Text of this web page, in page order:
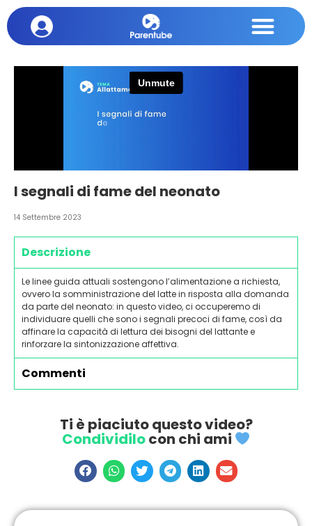
I segnali di fame del neonato
14 Settembre 2023
Descrizione
Le linee guida attuali sostengono l’alimentazione a richiesta,
ovvero la somministrazione del latte in risposta alla domanda
da parte del neonato: in questo video, ci occuperemo di
individuare quelli che sono i segnali precoci di fame, così da
affinare la capacità di lettura dei bisogni del lattante e
rinforzare la sintonizzazione affettiva.
Commenti
Ti è piaciuto questo video?
Condividilocon chi ami